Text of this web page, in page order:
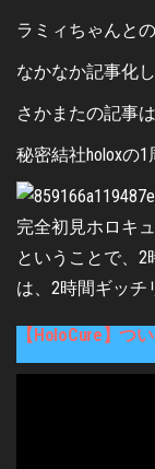
ラミィちゃんと
なかなか記事化
さかまたの記事
秘密結社holoxの
ということで、
は、2時間ギッチ
【HoloCure】つ